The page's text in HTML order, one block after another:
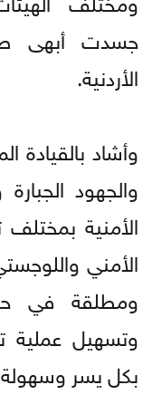
جسدت أبهى
الأردنية.
وأشاد بالقيادة
والجهود
الأمنية
الأمني
ومطلقة في
وتسهيل عملية
بكل يسر